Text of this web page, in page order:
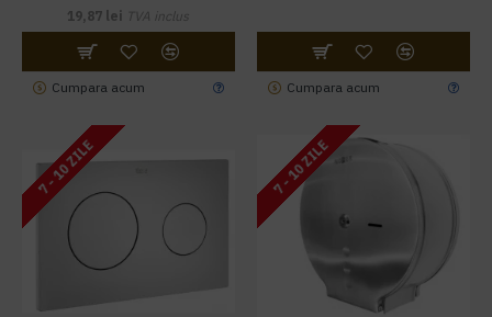
19,87 lei TVA inclus
Cumpara acum Cumpara acum
7 - 10 ZILE 7 - 10 ZILE